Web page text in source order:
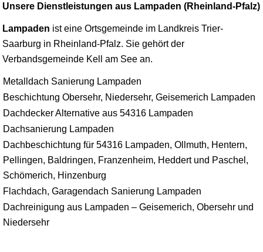
Unsere Dienstleistungen aus Lampaden (Rheinland-Pfalz)
Lampaden ist eine Ortsgemeinde im Landkreis Trier-
Saarburg in Rheinland-Pfalz. Sie gehört der
Verbandsgemeinde Kell am See an.
Metalldach Sanierung Lampaden
Beschichtung Obersehr, Niedersehr, Geisemerich Lampaden
Dachdecker Alternative aus 54316 Lampaden
Dachsanierung Lampaden
Dachbeschichtung für 54316 Lampaden, Ollmuth, Hentern,
Pellingen, Baldringen, Franzenheim, Heddert und Paschel,
Schömerich, Hinzenburg
Flachdach, Garagendach Sanierung Lampaden
Dachreinigung aus Lampaden – Geisemerich, Obersehr und
Niedersehr